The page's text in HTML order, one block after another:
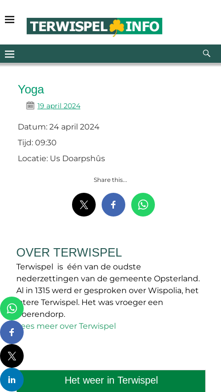
Yoga
19 april 2024
Datum: 24 april 2024
Tijd: 09:30
Locatie: Us Doarpshûs
Share this...
OVER TERWISPEL
Terwispel is één van de oudste
nederzettingen van de gemeente Opsterland.
Al in 1315 werd er gesproken over Wispolia, het
latere Terwispel. Het was vroeger een
boerendorp.
Lees meer over Terwispel
Het weer in Terwispel